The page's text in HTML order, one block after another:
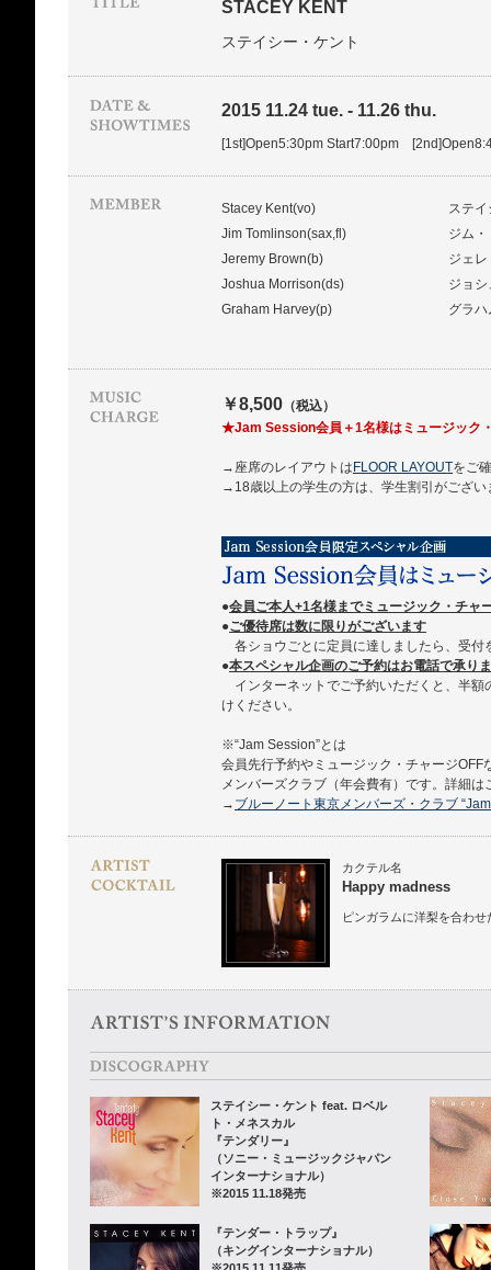
STACEY KENT
ステイシー・ケント
2015 11.24 tue. - 11.26 thu.
[1st]Open5:30pm Start7:00pm
Stacey Kent(vo)
ステ
Jim Tomlinson(sax,fl)
ジム
Jeremy Brown(b)
ジェ
Joshua Morrison(ds)
ジョ
Graham Harvey(p)
グラ
￥8,500 （税込）
★Jam Session会員＋1名様はミュージック
→座席のレイアウトは FLOOR LAYOUTをご
→18歳以上の学生の方は、学生割引がござい
●会員ご本人+1名様までミュージック・チャ
●ご優待席は数に限りがございます
各ショウごとに定員に達しましたら、受付
●本スペシャル企画のご予約はお電話で承り
インターネットでご予約いただくと、半額
けください。
※“Jam Session”とは
会員先行予約やミュージック・チャージ
メンバーズクラブ（年会費有）です。詳細は
→ ブルーノート東京メンバーズ・クラブ
カクテル名
Happy madness
ピンガラムに洋梨を合わ
ステイシー・ケント feat. ロベル
ト・メネスカル
『テンダリー』
（ソニー・ミュージックジャパン
インターナショナル）
※2015 11.18発売
『テンダー・トラップ』
（キングインターナショナル）